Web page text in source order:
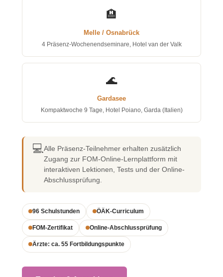
🏨
Melle / Osnabrück
4 Präsenz-Wochenendseminare, Hotel van der Valk
🌊
Gardasee
Kompaktwoche 9 Tage, Hotel Poiano, Garda (Italien)
💻Alle Präsenz-Teilnehmer erhalten zusätzlich
Zugang zur FOM-Online-Lernplattform mit
interaktiven Lektionen, Tests und der Online-
Abschlussprüfung.
96 Schulstunden ÖÄK-Curriculum
FOM-Zertifikat Online-Abschlussprüfung
Ärzte: ca. 55 Fortbildungspunkte